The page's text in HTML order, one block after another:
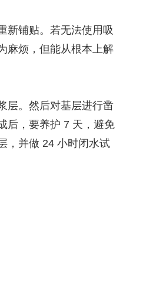
新铺贴。若无法使用吸
麻烦，但能从根本上解
层。然后对基层进行凿
后，要养护 7 天，避免
，并做 24 小时闭水试